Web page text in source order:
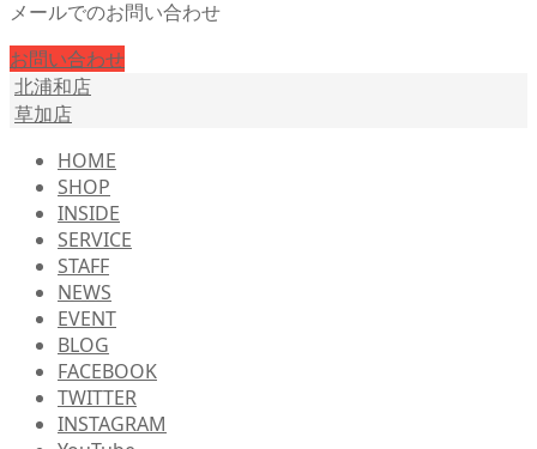
メールでのお問い合わせ
お問い合わせ
北浦和店
草加店
HOME
SHOP
INSIDE
SERVICE
STAFF
NEWS
EVENT
BLOG
FACEBOOK
TWITTER
INSTAGRAM